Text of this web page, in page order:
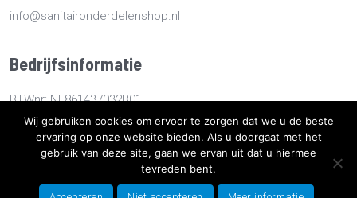
info@sanitaironderdelenshop.nl
Bedrijfsinformatie
BTWnr: NL861437032B01
KvKnr: 78527112
Sanitaironderdelenshop.nl
Bestellen en bezorgen -Algemene voorwaarden-Sitemap
Wij gebruiken cookies om ervoor te zorgen dat we u de beste
ervaring op onze website bieden. Als u doorgaat met het
gebruik van deze site, gaan we ervan uit dat u hiermee
tevreden bent.